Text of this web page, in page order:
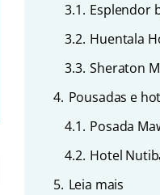
3.1. Esplendor
3.2. Huentala
3.3. Sheraton
4. Pousadas e
4.1. Posada
4.2. Hotel
5. Leia mais